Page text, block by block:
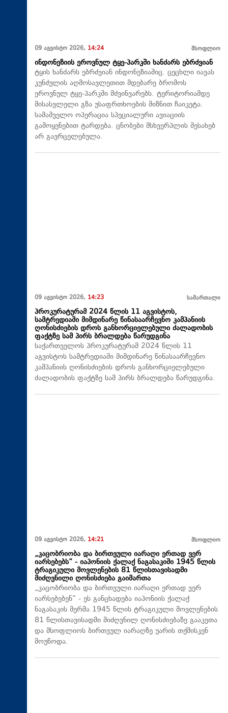
09 აგვისტო 2026, 14:24 მსოფლიო
ინდონეზიის ეროვნულ ტყე-პარკში ხანძარს ებრძვიან
ტყის ხანძარს ებრძვიან ინდონეზიაშიც. ცეცხლი იავას
კუნძულის აღმოსავლეთით მდებარე ბრომოს
ეროვნულ ტყე-პარკში მძვინვარებს. ტერიტორიამდე
მისასვლელი გზა უსაფრთხოების მიზნით ჩაიკეტა.
სამაშველო ოპერაცია სპეციალური ავიაციის
გამოყენებით ტარდება. ცნობები მსხვერპლის შესახებ
არ გავრცელებულა.
09 აგვისტო 2026, 14:23 სამართალი
პროკურატურამ 2024 წლის 11 აგვისტოს,
სამტრედიაში მიმდინარე წინასაარჩევნო კამპანიის
ღონისძიების დროს განხორციელებული ძალადობის
ფაქტზე სამ პირს ბრალდება წარუდგინა
საქართველოს პროკურატურამ 2024 წლის 11
აგვისტოს სამტრედიაში მიმდინარე წინასაარჩევნო
კამპანიის ღონისძიების დროს განხორციელებული
ძალადობის ფაქტზე სამ პირს ბრალდება წარუდგინა.
09 აგვისტო 2026, 14:21 მსოფლიო
„კაცობრიობა და ბირთვული იარაღი ერთად ვერ
იარსებებს“ - იაპონიის ქალაქ ნაგასაკიში 1945 წლის
ტრაგიკული მოვლენების 81 წლისთავისადმი
მიძღვნილი ღონისძიება გაიმართა
„კაცობრიობა და ბირთვული იარაღი ერთად ვერ
იარსებებენ“ - ეს განცხადება იაპონიის ქალაქ
ნაგასაკის მერმა 1945 წლის ტრაგიკული მოვლენების
81 წლისთავისადმი მიძღვნილ ღონისძიებაზე გააკეთა
და მსოფლიოს ბირთვულ იარაღზე უარის თქმისკენ
მოუწოდა.